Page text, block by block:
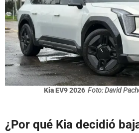
Kia EV9 2026 Foto: David
¿Por qué Kia decidió